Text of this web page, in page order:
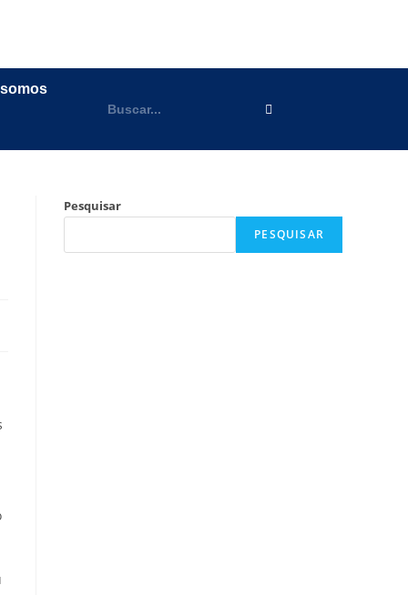
Pesquisar
PESQUISAR